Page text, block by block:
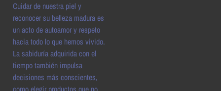
Cuidar de nuestra piel y
reconocer su belleza madura es
un acto de autoamor y respeto
hacia todo lo que hemos vivido.
La sabiduría adquirida con el
tiempo también impulsa
decisiones más conscientes,